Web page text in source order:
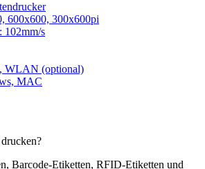
600x600, 300x600pi
102mm/s
WLAN (optional)
MAC
Barcode-Etiketten, RFID-Etiketten und